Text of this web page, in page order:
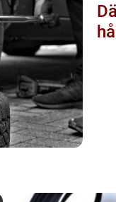
Däck